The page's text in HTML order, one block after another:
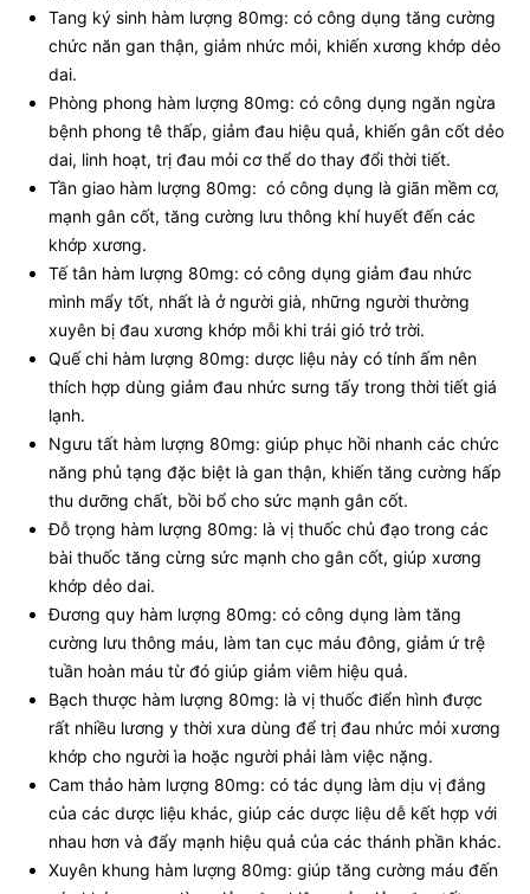
Tang ký sinh hàm lượng 80mg: có công dụng tăng cường
chức năn gan thận, giảm nhức mỏi, khiến xương khớp dẻo
dai.
Phòng phong hàm lượng 80mg: có công dụng ngăn ngừa
bệnh phong tê thấp, giảm đau hiệu quả, khiến gân cốt dẻo
dai, linh hoạt, trị đau mỏi cơ thể do thay đổi thời tiết.
Tần giao hàm lượng 80mg: có công dụng là giãn mềm cơ,
mạnh gân cốt, tăng cường lưu thông khí huyết đến các
khớp xương.
Tế tân hàm lượng 80mg: có công dụng giảm đau nhức
mình mẩy tốt, nhất là ở người già, những người thường
xuyên bị đau xương khớp mỗi khi trái gió trở trời.
Quế chi hàm lượng 80mg: dược liệu này có tính ấm nên
thích hợp dùng giảm đau nhức sưng tấy trong thời tiết giá
lạnh.
Ngưu tất hàm lượng 80mg: giúp phục hồi nhanh các chức
năng phủ tạng đặc biệt là gan thận, khiến tăng cường hấp
thu dưỡng chất, bồi bổ cho sức mạnh gân cốt.
Đỗ trọng hàm lượng 80mg: là vị thuốc chủ đạo trong các
bài thuốc tăng cừng sức mạnh cho gân cốt, giúp xương
khớp dẻo dai.
Đương quy hàm lượng 80mg: có công dụng làm tăng
cường lưu thông máu, làm tan cục máu đông, giảm ứ trệ
tuần hoàn máu từ đó giúp giảm viêm hiệu quả.
Bạch thược hàm lượng 80mg: là vị thuốc điển hình được
rất nhiều lương y thời xưa dùng để trị đau nhức mỏi xương
khớp cho người ìa hoặc người phải làm việc nặng.
Cam thảo hàm lượng 80mg: có tác dụng làm dịu vị đắng
của các dược liệu khác, giúp các dược liệu dễ kết hợp với
nhau hơn và đẩy mạnh hiệu quả của các thánh phần khác.
Xuyên khung hàm lượng 80mg: giúp tăng cường máu đến